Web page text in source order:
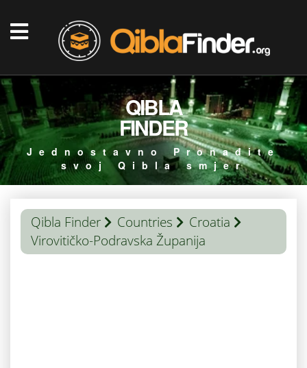
QIBLA
FINDER
Jednostavno Pronađite
svoj Qibla smjer
Qibla Finder Countries
Croatia
Virovitičko-Podravska Županija